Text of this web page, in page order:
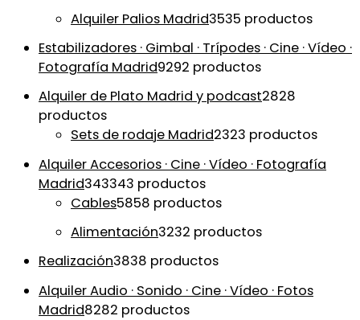
Alquiler Palios Madrid3535 productos
Estabilizadores · Gimbal · Trípodes · Cine · Vídeo ·
Fotografía Madrid9292 productos
Alquiler de Plato Madrid y podcast2828
productos
Sets de rodaje Madrid2323 productos
Alquiler Accesorios · Cine · Vídeo · Fotografía
Madrid343343 productos
Cables5858 productos
Alimentación3232 productos
Realización3838 productos
Alquiler Audio · Sonido · Cine · Vídeo · Fotos
Madrid8282 productos